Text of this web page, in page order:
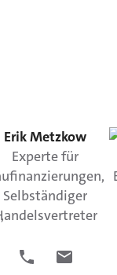
ErikMetzkow
Experte für
Selbständiger